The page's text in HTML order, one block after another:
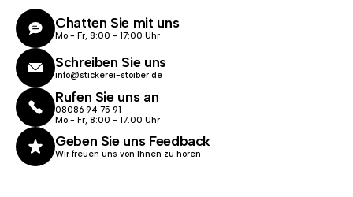
Chatten Sie mit uns
Mo - Fr, 8:00 - 17:00 Uhr
Schreiben Sie uns
info@stickerei-stoiber.de
Rufen Sie uns an
08086 94 75 91
Mo - Fr, 8:00 - 17.00 Uhr
Geben Sie uns Feedback
Wir freuen uns von Ihnen zu hören